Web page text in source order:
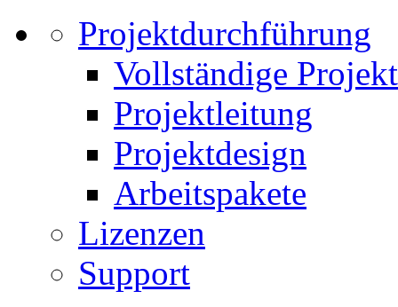
Projektdurchführung
Vollständige
Projektleitung
Projektdesign
Arbeitspakete
Lizenzen
Support